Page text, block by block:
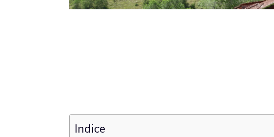
Indice